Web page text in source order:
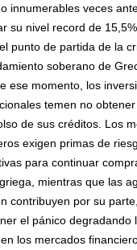
innumerables veces
su nivel record de
punto de partida de la
soberano de
ese momento, los
temen no
de sus créditos. Los
exigen primas de
para continuar
mientras que las
contribuyen por su
el pánico degradando
los mercados